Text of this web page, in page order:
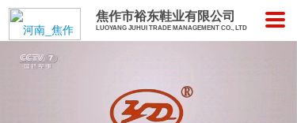
焦作市裕东鞋业有限公司
LUOYANG JUHUI TRADE MANAGEMENT CO., LTD